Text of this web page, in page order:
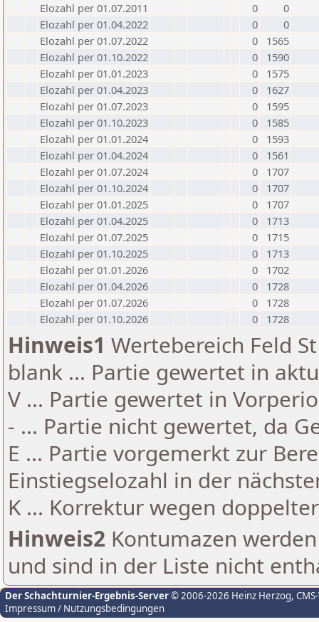
Elozahl per 01.07.2011
0
0
Elozahl per 01.04.2022
0
0
Elozahl per 01.07.2022
0
1565
Elozahl per 01.10.2022
0
1590
Elozahl per 01.01.2023
0
1575
Elozahl per 01.04.2023
0
1627
Elozahl per 01.07.2023
0
1595
Elozahl per 01.10.2023
0
1585
Elozahl per 01.01.2024
0
1593
Elozahl per 01.04.2024
0
1561
Elozahl per 01.07.2024
0
1707
Elozahl per 01.10.2024
0
1707
Elozahl per 01.01.2025
0
1707
Elozahl per 01.04.2025
0
1713
Elozahl per 01.07.2025
0
1715
Elozahl per 01.10.2025
0
1713
Elozahl per 01.01.2026
0
1702
Elozahl per 01.04.2026
0
1728
Elozahl per 01.07.2026
0
1728
Elozahl per 01.10.2026
0 1728
Hinweis1 Wertebereich Feld
blank ... Partie gewertet in
V ... Partie gewertet in
- ... Partie nicht gewertet, da
E ... Partie vorgemerkt zur
Einstiegselozahl in der
K ... Korrektur wegen
Hinweis2 Kontumazen
und sind in der Liste nicht
Der Schachturnier-Ergebnis-Server© 2006-2026 Heinz Herzog,
Impressum / Nutzungsbedingungen